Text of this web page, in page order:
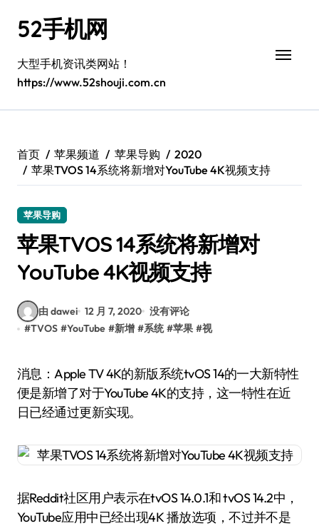
52手机网
大型手机资讯类网站！
https://www.52shouji.com.cn
首页 苹果频道 苹果导购
2020
苹果TVOS 14系统将新增对YouTube 4K视频支持
苹果导购
苹果TVOS 14系统将新增对
YouTube 4K视频支持
由 dawei 12 月 7, 2020 没有评论
#TVOS #YouTube #新增 #系统 #苹果 #视
消息：Apple TV 4K的新版系统tvOS 14的一大新特性
便是新增了对于YouTube 4K的支持，这一特性在近
日已经通过更新实现。
据Reddit社区用户表示在tvOS 14.0.1和 tvOS 14.2中，
YouTube应用中已经出现4K 播放选项，不过并不是